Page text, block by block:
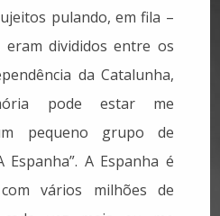
pulando, em fila –
divididos entre os
da Catalunha,
pode estar me
pequeno grupo de
A Espanha é
vários milhões de